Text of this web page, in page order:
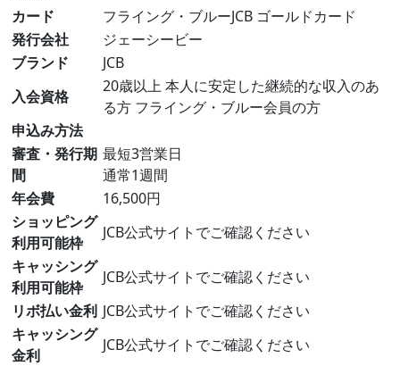
カード
フライング・ブルーJCB ゴールドカード
発行会社
ジェーシービー
ブランド
JCB
入会資格
20歳以上 本人に安定した継続的な収入のあ
る方 フライング・ブルー会員の方
申込み方法
審査・発行期
間
最短3営業日
通常1週間
年会費
16,500円
ショッピング
利用可能枠
JCB公式サイトでご確認ください
キャッシング
利用可能枠
JCB公式サイトでご確認ください
リボ払い金利 JCB公式サイトでご確認ください
キャッシング
金利
JCB公式サイトでご確認ください